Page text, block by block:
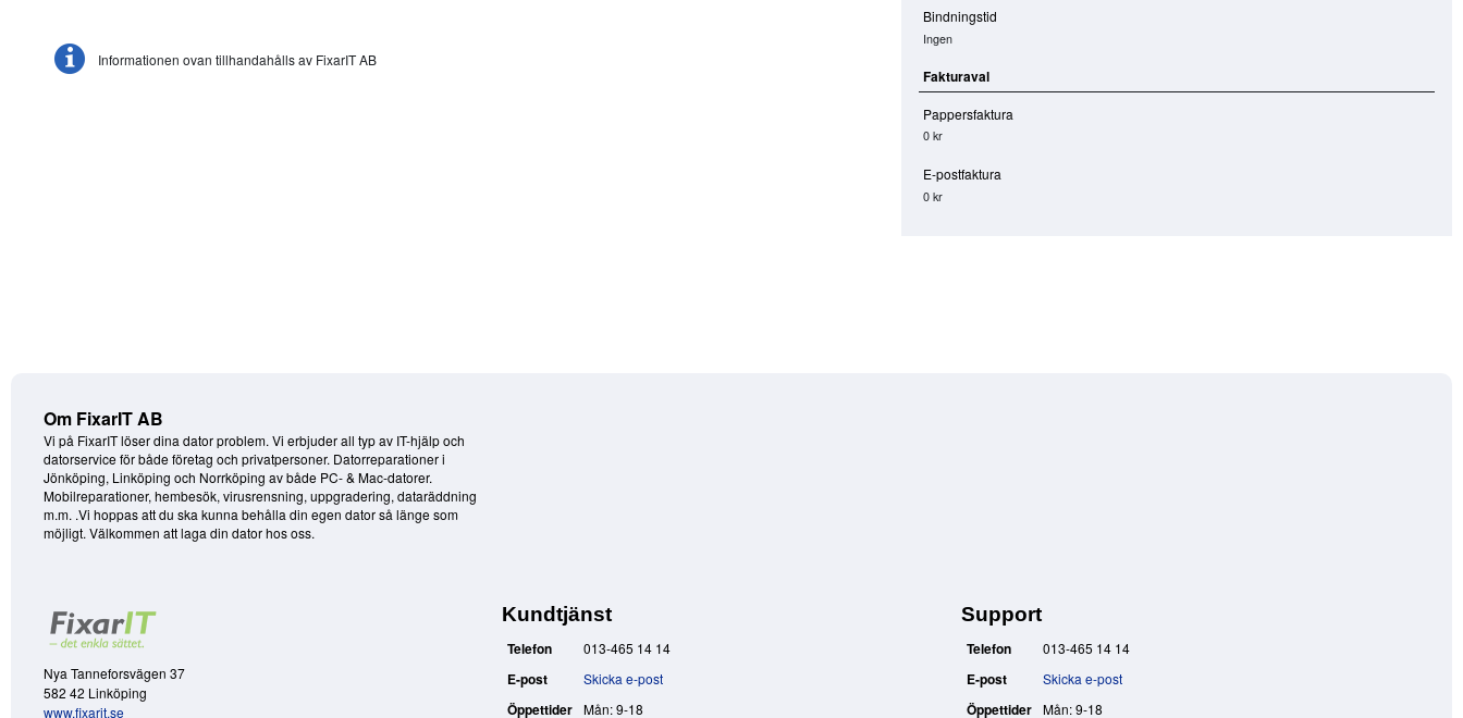
Informationen ovan tillhandahålls av FixarIT AB
Bindningstid
Ingen
Fakturaval
Pappersfaktura
0 kr
E-postfaktura
0 kr
Om FixarIT AB
Vi på FixarIT löser dina dator problem. Vi erbjuder all typ av IT-hjälp och
datorservice för både företag och privatpersoner. Datorreparationer i
Jönköping, Linköping och Norrköping av både PC- & Mac-datorer.
Mobilreparationer, hembesök, virusrensning, uppgradering, dataräddning
m.m. .Vi hoppas att du ska kunna behålla din egen dator så länge som
möjligt. Välkommen att laga din dator hos oss.
Nya Tanneforsvägen 37
582 42 Linköping
www.fixarit.se
Kundtjänst
Telefon 013-465 14 14
E-post Skicka e-post
Öppettider Mån: 9-18
Support
Telefon 013-465 14 14
E-post Skicka e-post
Öppettider Mån: 9-18